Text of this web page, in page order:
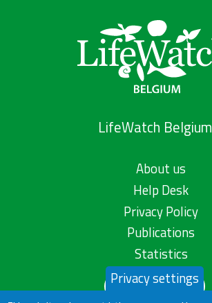
LifeWatch Belgium
About us
Help Desk
Privacy Policy
Publications
Statistics
Contact us
Privacy settings